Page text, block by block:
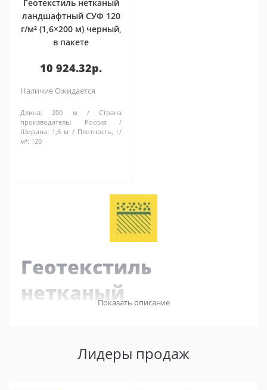
Геотекстиль нетканый
ландшафтный СУФ 120
г/м² (1,6×200 м) черный,
в пакете
10 924.32р.
Наличие Ожидается
Длина: 200 м
Страна
производитель:
Россия
Ширина: 1,6 м
Плотность, г/
м²: 120
Геотекстиль
нетканыйПоказать описание
Лидеры продаж